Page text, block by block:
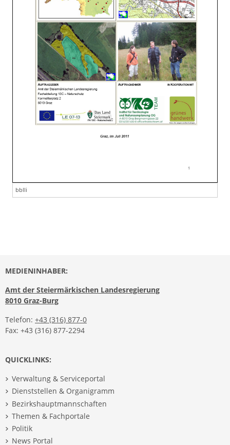
bblli
MEDIENINHABER:
Amt der Steiermärkischen Landesregierung
8010 Graz-Burg
Telefon: +43 (316) 877-0
Fax: +43 (316) 877-2294
QUICKLINKS:
Verwaltung & Serviceportal
Dienststellen & Organigramm
Bezirkshauptmannschaften
Themen & Fachportale
Politik
News Portal